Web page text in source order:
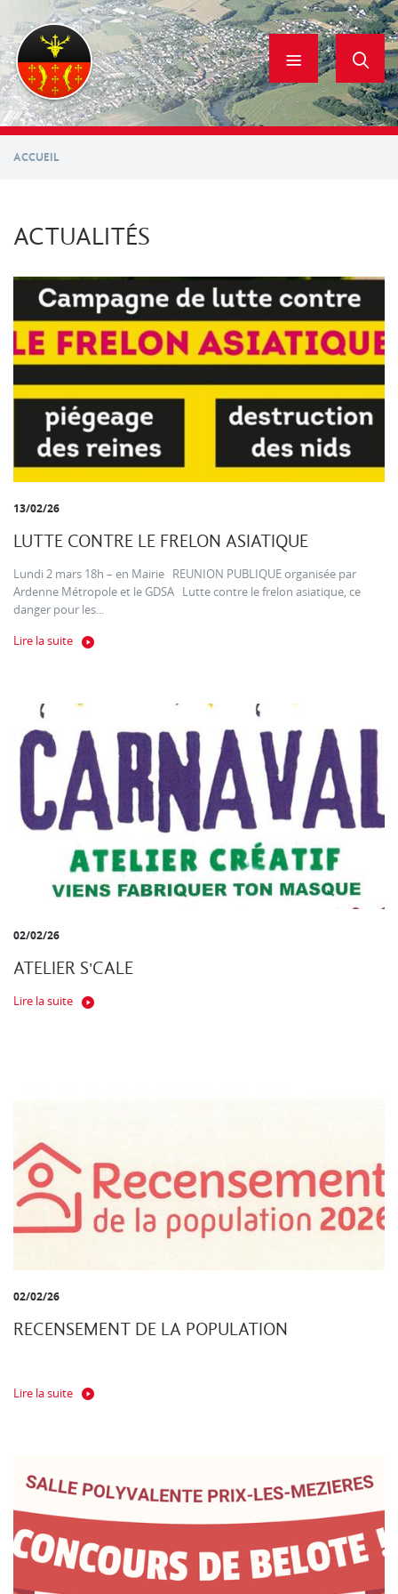
contenu
principal
ACCUEIL
ACTUALITÉS
13/02/26
LUTTE CONTRE LE FRELON ASIATIQUE
Lundi 2 mars 18h – en Mairie REUNION PUBLIQUE organisée par
Ardenne Métropole et le GDSA Lutte contre le frelon asiatique, ce
danger pour les...
Lire la suite
02/02/26
ATELIER S'CALE
Lire la suite
02/02/26
RECENSEMENT DE LA POPULATION
Lire la suite